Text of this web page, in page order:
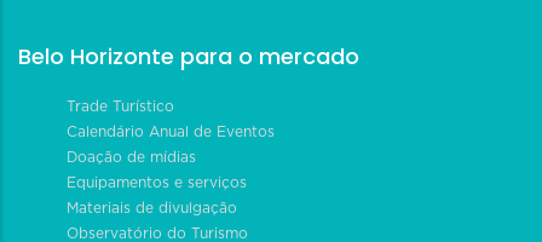
Belo Horizonte para o mercado
Trade Turístico
Calendário Anual de Eventos
Doação de mídias
Equipamentos e serviços
Materiais de divulgação
Observatório do Turismo